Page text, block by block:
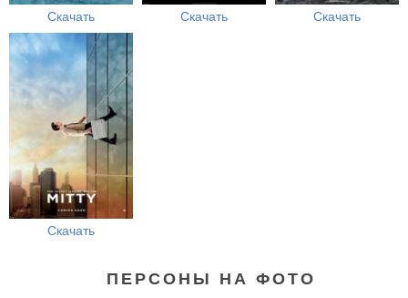
Скачать Скачать Скачать
Скачать
ПЕРСОНЫ НА ФОТО